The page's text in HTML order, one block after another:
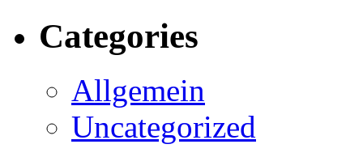
Categories
Allgemein
Uncategorized